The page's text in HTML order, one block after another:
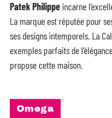
Patek Philippe incarne
La marque est réputée pour
ses designs intemporels. La
exemples parfaits de
propose cette maison.
Omega